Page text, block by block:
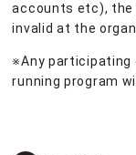
accounts etc), the
invalid at the
※Any participating
running program